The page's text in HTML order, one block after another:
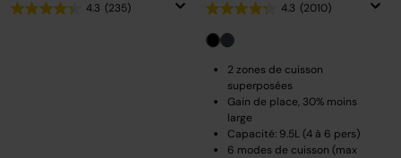
4.3 (235)
4.3 (2010)
2 zones de cuisson
superposées
Gain de place, 30% moins
large
Capacité: 9.5L (4 à 6 pers)
6 modes de cuisson (max